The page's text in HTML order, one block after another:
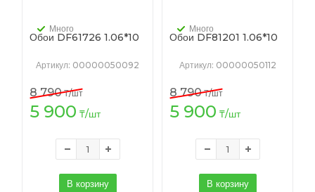
Обои DF61726 1.06*10
Много
Артикул: 00000050092
5 900 ₸/шт
8 790₸/шт
В корзину
Обои DF81201 1.06*10
Много
Артикул: 00000050112
5 900 ₸/шт
8 790₸/шт
В корзину